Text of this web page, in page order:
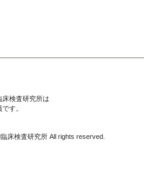
床検査研究所は
す。
床検査研究所 All rights reserved.